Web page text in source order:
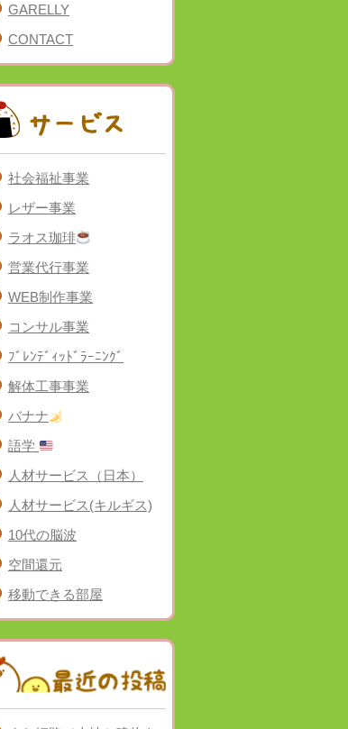
GARELLY
CONTACT
社会福祉事業
レザー事業
ラオス珈琲
営業代行事業
WEB制作事業
コンサル事業
ﾌﾞﾚﾝﾃﾞｨｯﾄﾞﾗｰﾆﾝｸﾞ
解体工事事業
バナナ
語学
人材サービス（日本）
人材サービス(キルギス)
10代の脳波
空間還元
移動できる部屋